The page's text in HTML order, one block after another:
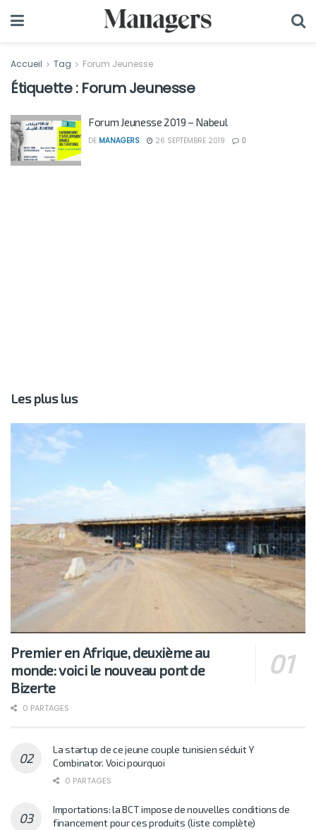
Accueil Tag Forum Jeunesse
Étiquette : Forum Jeunesse
Forum Jeunesse 2019 – Nabeul
DE MANAGERS 26 SEPTEMBRE 2019 0
Les plus lus
Premier en Afrique, deuxième au
monde: voici le nouveau pont de
Bizerte
0 PARTAGES
La startup de ce jeune couple tunisien séduit Y
Combinator. Voici pourquoi
0 PARTAGES
Importations: la BCT impose de nouvelles conditions de
financement pour ces produits (liste complète)